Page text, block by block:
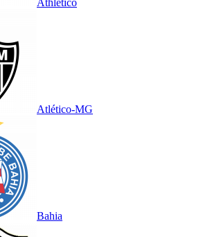
Athletico
Atlético-MG
Bahia